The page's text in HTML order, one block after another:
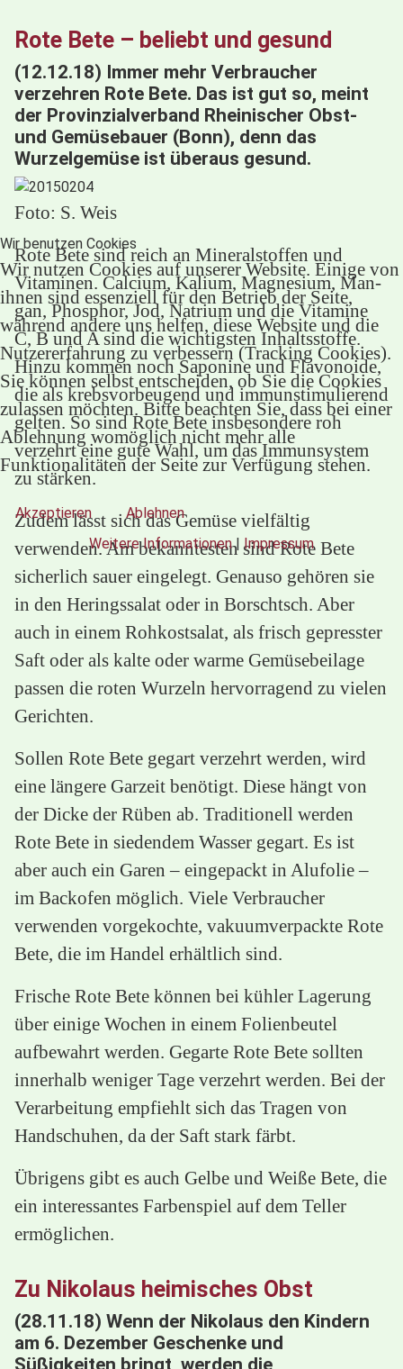
Rote Bete – beliebt und gesund
(12.12.18) Immer mehr Verbraucher
verzehren Rote Bete. Das ist gut so, meint
der Provinzialverband Rheinischer Obst-
und Gemüsebauer (Bonn), denn das
Wurzelgemüse ist überaus gesund.
Foto: S. Weis
Rote Bete sind reich an Mineralstoffen und
Vitaminen. Calcium, Kalium, Magnesium, Man-
gan, Phosphor, Jod, Natrium und die Vitamine
C, B und A sind die wichtigsten Inhaltsstoffe.
Hinzu kommen noch Saponine und Flavonoide,
die als krebsvorbeugend und immunstimulierend
gelten. So sind Rote Bete insbesondere roh
verzehrt eine gute Wahl, um das Immunsystem
zu stärken.
Zudem lässt sich das Gemüse vielfältig
verwenden. Am bekanntesten sind Rote Bete
sicherlich sauer eingelegt. Genauso gehören sie
in den Heringssalat oder in Borschtsch. Aber
auch in einem Rohkostsalat, als frisch gepresster
Saft oder als kalte oder warme Gemüsebeilage
passen die roten Wurzeln hervorragend zu vielen
Gerichten.
Sollen Rote Bete gegart verzehrt werden, wird
eine längere Garzeit benötigt. Diese hängt von
der Dicke der Rüben ab. Traditionell werden
Rote Bete in siedendem Wasser gegart. Es ist
aber auch ein Garen – eingepackt in Alufolie –
im Backofen möglich. Viele Verbraucher
verwenden vorgekochte, vakuumverpackte Rote
Bete, die im Handel erhältlich sind.
Frische Rote Bete können bei kühler Lagerung
über einige Wochen in einem Folienbeutel
aufbewahrt werden. Gegarte Rote Bete sollten
innerhalb weniger Tage verzehrt werden. Bei der
Verarbeitung empfiehlt sich das Tragen von
Handschuhen, da der Saft stark färbt.
Übrigens gibt es auch Gelbe und Weiße Bete, die
ein interessantes Farbenspiel auf dem Teller
ermöglichen.
Zu Nikolaus heimisches Obst
(28.11.18) Wenn der Nikolaus den Kindern
am 6. Dezember Geschenke und
Wir benutzen Cookies
Wir nutzen Cookies auf unserer Website. Einige von
ihnen sind essenziell für den Betrieb der Seite,
während andere uns helfen, diese Website und die
Nutzererfahrung zu verbessern (Tracking Cookies).
Sie können selbst entscheiden, ob Sie die Cookies
zulassen möchten. Bitte beachten Sie, dass bei einer
Ablehnung womöglich nicht mehr alle
Funktionalitäten der Seite zur Verfügung stehen.
Akzeptieren
Ablehnen
Weitere Informationen| Impressum